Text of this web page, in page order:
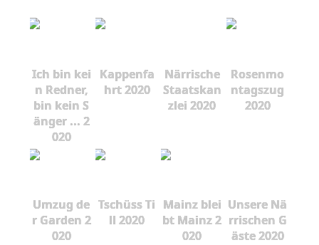
Ich bin kei
n Redner,
bin kein S
änger ... 2
020
Kappenfa
hrt 2020
Närrische
Staatskan
zlei 2020
Rosenmo
ntagszug
2020
Umzug de
r Garden 2
020
Tschüss Ti
ll 2020
Mainz blei
bt Mainz 2
020
Unsere Nä
rrischen G
äste 2020